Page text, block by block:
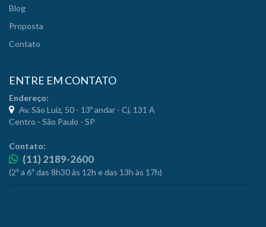
Blog
Proposta
Contato
ENTRE EM CONTATO
Endereço:
Av. São Luiz, 50 - 13º andar - Cj. 131 A
Centro - São Paulo - SP
Contato:
(11) 2189-2600
(2ª a 6ª das 8h30 às 12h e das 13h às 17h)